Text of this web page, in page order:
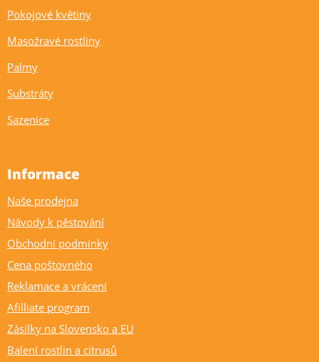
Pokojové květiny
Masožravé rostliny
Palmy
Substráty
Sazenice
Informace
Naše prodejna
Návody k pěstování
Obchodní podmínky
Cena poštovného
Reklamace a vrácení
Afilliate program
Zásilky na Slovensko a EU
Balení rostlin a citrusů